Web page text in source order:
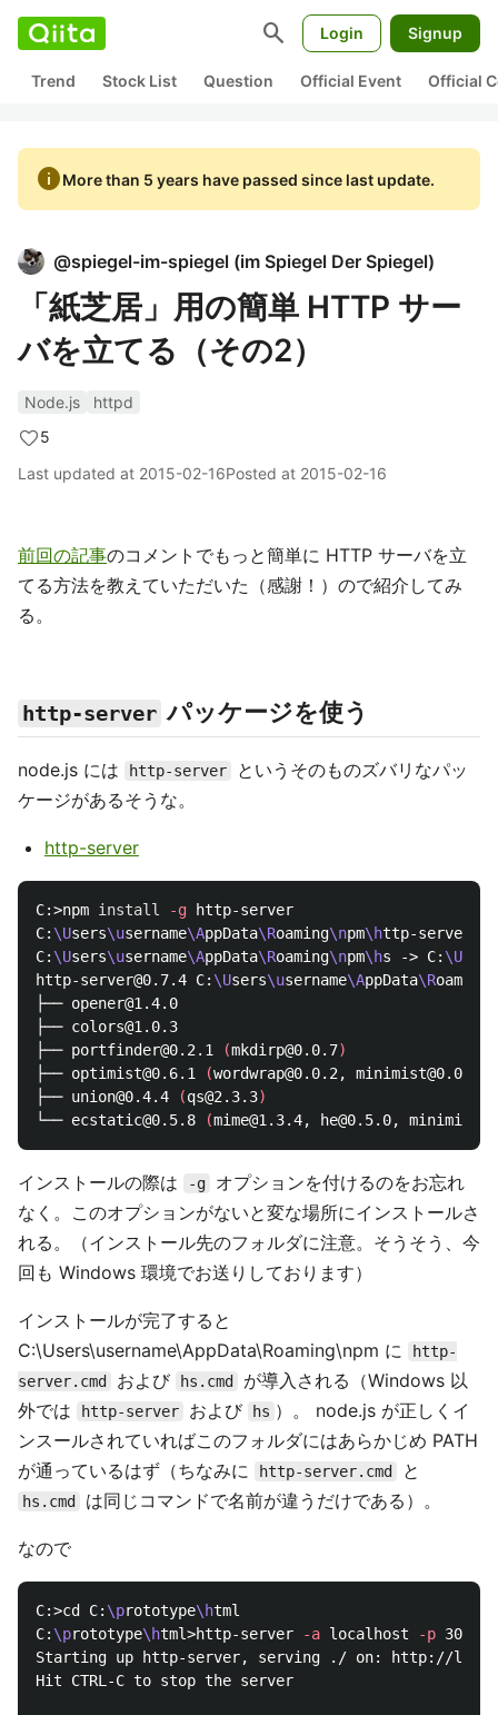
search Login Signup
Trend Stock List Question Official Event Official
infoMore than 5 years have passed since last update.
@spiegel-im-spiegel (im Spiegel Der Spiegel)
「紙芝居」用の簡単 HTTP サー
バを立てる（その2）
Node.js
httpd
5
Last updated at 2015-02-16Posted at 2015-02-16
前回の記事のコメントでもっと簡単に HTTP サーバを立
てる方法を教えていただいた（感謝！）ので紹介してみ
る。
http-server パッケージを使う
node.js には http-server
というそのものズバリなパッ
ケージがあるそうな。
http-server
C:>npm install -g http-server
C: \Users\username\AppData\Roaming\npm\http-server -
C: \Users\username\AppData\Roaming\npm\hs -> C: \U
http-server@0.7.4 C: \Users\username\AppData\Roaming
├── opener@1.4.0
├── colors@1.0.3
├── portfinder@0.2.1
(mkdirp@0.0.7)
├── optimist@0.6.1
(wordwrap@0.0.2, minimist@0.0.10
├── union@0.4.4
(qs@2.3.3)
└── ecstatic@0.5.8
(mime@1.3.4, he@0.5.0,
インストールの際は -g
オプションを付けるのをお忘れ
なく。このオプションがないと変な場所にインストールさ
れる。（インストール先のフォルダに注意。そうそう、今
回も Windows 環境でお送りしております）
インストールが完了すると
C:\Users\username\AppData\Roaming\npm に
http-
server.cmd
および hs.cmd
が導入される（Windows 以
外では
http-server および hs ）。 node.js が正しくイ
ンスールされていればこのフォルダにはあらかじめ PATH
が通っているはず（ちなみに
http-server.cmd と
hs.cmd は同じコマンドで名前が違うだけである）。
なので
C:>cd C: \prototype\html
C: \prototype\html>http-server -a localhost -p 3000
Starting up http-server, serving ./ on: http://
Hit CTRL-C to stop the server